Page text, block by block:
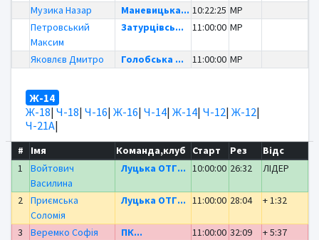
Музика Назар
Маневицька... 10:22:25 MP
Петровський
Максим
Затурцівсь... 11:00:00 MP
Яковлєв Дмитро Голобська ... 11:00:00 MP
Ж-14
Ж-18| Ч-18| Ч-16| Ж-16| Ч-14| Ж-14| Ч-12| Ж-12|
Ч-21А|
# Імя Команда,клуб Старт Рез
Відс
1
Войтович
Василина
Луцька ОТГ... 10:00:00 26:32 ЛІДЕР
2
Приємська
Соломія
Луцька ОТГ... 11:00:00 28:04 + 1:32
3 Веремко Софія ПК... 11:00:00 32:09
+ 5:37